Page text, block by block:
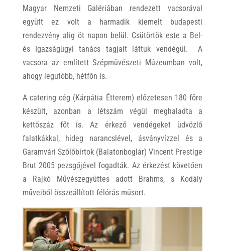
Magyar Nemzeti Galériában rendezett vacsorával
együtt ez volt a harmadik kiemelt budapesti
rendezvény alig öt napon belül. Csütörtök este a Bel-
és Igazságügyi tanács tagjait láttuk vendégül. A
vacsora az említett Szépművészeti Múzeumban volt,
ahogy legutóbb, hétfőn is.
A catering cég (Kárpátia Étterem) előzetesen 180 főre
készült, azonban a létszám végül meghaladta a
kettőszáz főt is. Az érkező vendégeket üdvözlő
falatkákkal, hideg narancslével, ásványvízzel és a
Garamvári Szőlőbirtok (Balatonboglár) Vincent Prestige
Brut 2005 pezsgőjével fogadták. Az érkezést követően
a Rajkó Művészegyüttes adott Brahms, s Kodály
műveiből összeállított félórás műsort.